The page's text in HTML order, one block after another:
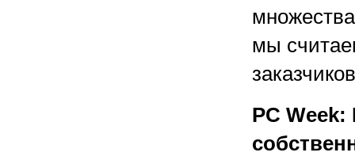
мы
PC Week: